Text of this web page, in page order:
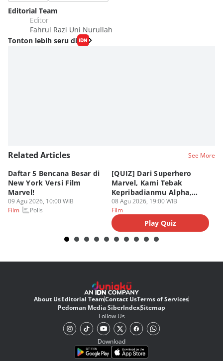
Editorial Team
Editor
Fahrul Razi Uni Nurullah
Tonton lebih seru di
Related Articles See More
Daftar 5 Bencana Besar di
New York Versi Film
Marvel!
09 Agu 2026, 10:00 WIB
Film
Polls
[QUIZ] Dari Superhero
Marvel, Kami Tebak
Kepribadianmu Alpha,
Beta, atau Omega
08 Agu 2026, 19:00 WIB
Film
Play Quiz
About UsEditorial TeamContact UsTerms of Services
Pedoman Media SiberIndexSitemap
Follow Us
Download